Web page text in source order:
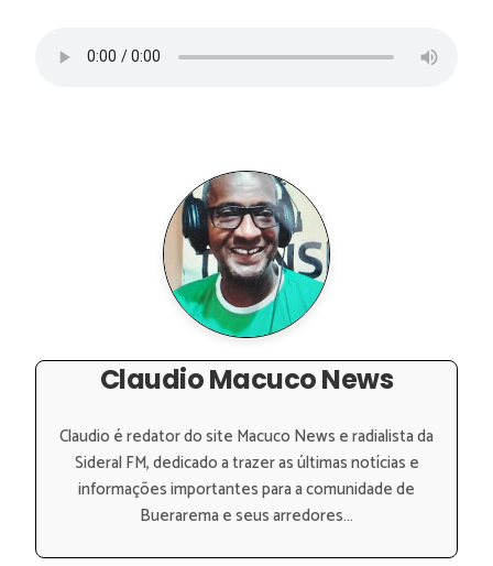
Claudio Macuco News
Claudio é redator do site Macuco News e radialista da
Sideral FM, dedicado a trazer as últimas notícias e
informações importantes para a comunidade de
Buerarema e seus arredores...